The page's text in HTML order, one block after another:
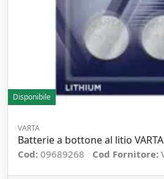
Disponibile
VARTA
Batterie a bottone al litio
Cod: 09689268 Cod Fornitore: